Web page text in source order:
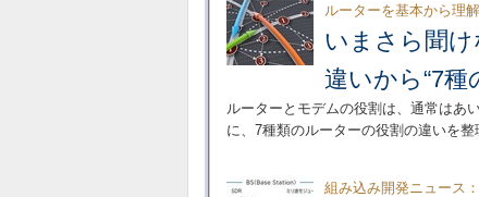
ルーターを基本から理
いまさら聞
違いから“7種
ルーターとモデムの役割は、通常はあ
に、7種類のルーターの役割の違いを整
組み込み開発ニュース：